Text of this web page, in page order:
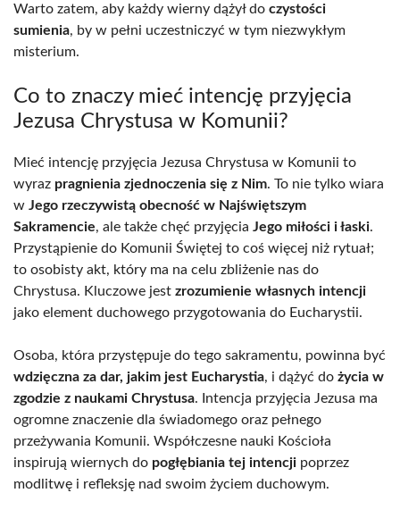
Warto zatem, aby każdy wierny dążył do czystości
sumienia, by w pełni uczestniczyć w tym niezwykłym
misterium.
Co to znaczy mieć intencję przyjęcia
Jezusa Chrystusa w Komunii?
Mieć intencję przyjęcia Jezusa Chrystusa w Komunii to
wyraz pragnienia zjednoczenia się z Nim. To nie tylko wiara
w Jego rzeczywistą obecność w Najświętszym
Sakramencie, ale także chęć przyjęcia Jego miłości i łaski.
Przystąpienie do Komunii Świętej to coś więcej niż rytuał;
to osobisty akt, który ma na celu zbliżenie nas do
Chrystusa. Kluczowe jest zrozumienie własnych intencji
jako element duchowego przygotowania do Eucharystii.
Osoba, która przystępuje do tego sakramentu, powinna być
wdzięczna za dar, jakim jest Eucharystia, i dążyć do życia w
zgodzie z naukami Chrystusa. Intencja przyjęcia Jezusa ma
ogromne znaczenie dla świadomego oraz pełnego
przeżywania Komunii. Współczesne nauki Kościoła
inspirują wiernych do pogłębiania tej intencji poprzez
modlitwę i refleksję nad swoim życiem duchowym.